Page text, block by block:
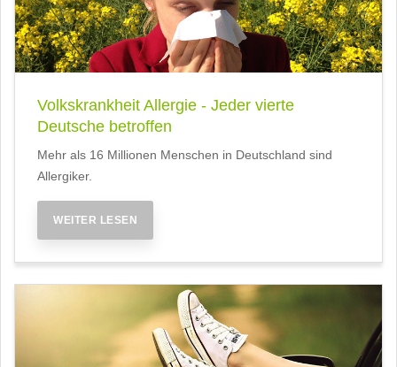
Volkskrankheit Allergie - Jeder vierte
Deutsche betroffen
Mehr als 16 Millionen Menschen in Deutschland sind
Allergiker.
WEITER LESEN